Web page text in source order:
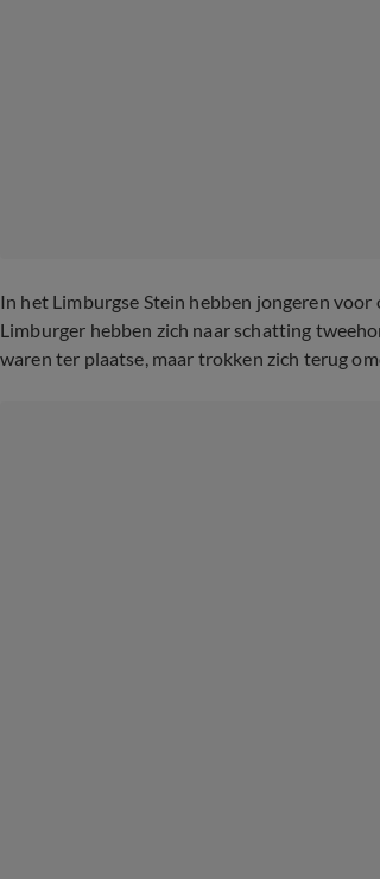
In het Limburgse Stein hebben jongeren
Limburger hebben zich naar schatting
waren ter plaatse, maar trokken zich terug